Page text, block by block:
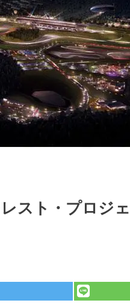
スト・プロジ